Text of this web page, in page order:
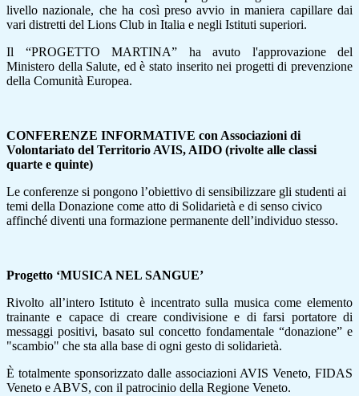
livello nazionale, che ha così preso avvio in maniera capillare dai
vari distretti del Lions Club in Italia e negli Istituti superiori.
Il “PROGETTO MARTINA” ha avuto l'approvazione del
Ministero della Salute, ed è stato inserito nei progetti di prevenzione
della Comunità Europea.
CONFERENZE INFORMATIVE con Associazioni di
Volontariato del Territorio AVIS, AIDO (rivolte alle classi
quarte e quinte)
Le conferenze si pongono l’obiettivo di sensibilizzare gli studenti ai
temi della Donazione come atto di Solidarietà e di senso civico
affinché diventi una formazione permanente dell’individuo stesso.
Progetto ‘MUSICA NEL SANGUE’
Rivolto all’intero Istituto è incentrato sulla musica come elemento
trainante e capace di creare condivisione e di farsi portatore di
messaggi positivi, basato sul concetto fondamentale “donazione” e
"scambio" che sta alla base di ogni gesto di solidarietà.
È totalmente sponsorizzato dalle associazioni AVIS Veneto, FIDAS
Veneto e ABVS, con il patrocinio della Regione Veneto.